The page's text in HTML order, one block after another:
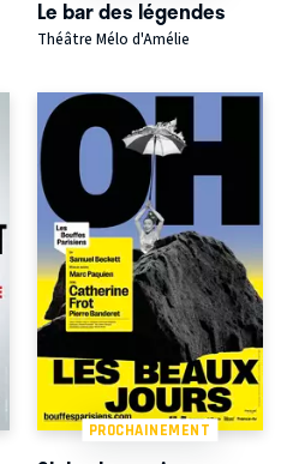
Le bar des légendes
Théâtre Mélo d'Amélie
PROCHAINEMENT